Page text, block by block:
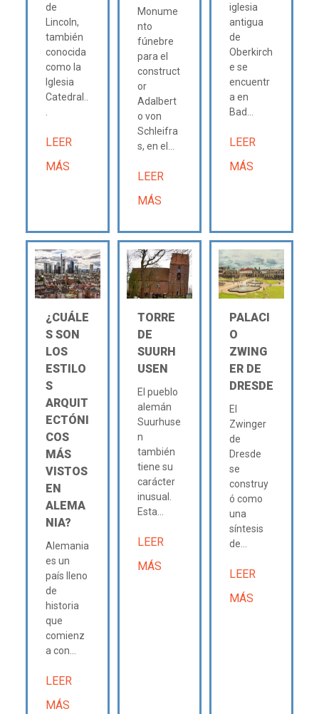
de
Lincoln,
también
conocida
como la
Iglesia
Catedral..
LEER
MÁS
Monume
nto
fúnebre
para el
construct
or
Adalbert
o von
Schleifra
s, en el...
LEER
MÁS
iglesia
antigua
de
Oberkirch
e se
encuentr
a en
Bad...
LEER
MÁS
¿CUÁLE
S SON
LOS
ESTILO
S
ARQUIT
ECTÓNI
COS
MÁS
VISTOS
EN
ALEMA
NIA?
Alemania
es un
país lleno
de
historia
que
comienz
a con...
LEER
MÁS
TORRE
DE
SUURH
USEN
El pueblo
alemán
Suurhuse
n
también
tiene su
carácter
inusual.
Esta...
LEER
MÁS
PALACI
O
ZWING
ER DE
DRESDE
El
Zwinger
de
Dresde
se
construy
ó como
una
síntesis
de...
LEER
MÁS